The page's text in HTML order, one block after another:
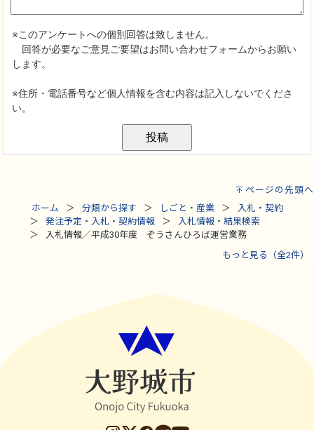
ページの先頭へ
ホーム
分類から探す しごと・産業
入札・契約
発注予定・入札・契約情報
入札情報・結果検索
入札情報／平成30年度 ぞうさんひろば運営業務
もっと見る（全2件）